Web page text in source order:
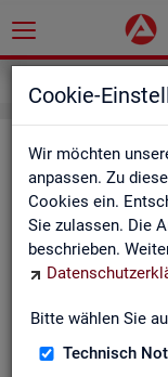
Cookie-
Wir möchten
anpassen. Zu
Cookies ein.
Sie zulassen. Die
beschrieben.
Bitte wählen Sie
Technisch
Sta­tis­ti­ken
Rund­schau
Eck­wer­te
rung